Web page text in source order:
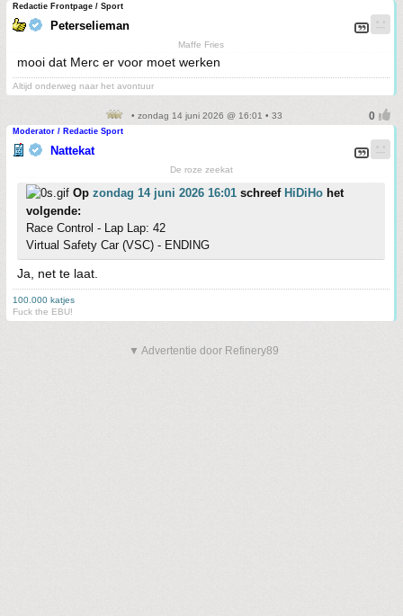
Redactie Frontpage / Sport
Peterselieman
Maffe Fries
mooi dat Merc er voor moet werken
Altijd onderweg naar het avontuur
• zondag 14 juni 2026 @ 16:01 • 33
Moderator / Redactie Sport
Nattekat
De roze zeekat
Op zondag 14 juni 2026 16:01 schreef HiDiHo het
volgende:
Race Control - Lap Lap: 42
Virtual Safety Car (VSC) - ENDING
Ja, net te laat.
100.000 katjes
Fuck the EBU!
▼ Advertentie door Refinery89